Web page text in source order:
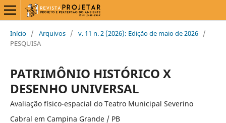
Início / Arquivos / v. 11 n. 2 (2026): Edição de maio de 2026 /
PESQUISA
PATRIMÔNIO HISTÓRICO X
DESENHO UNIVERSAL
Avaliação físico-espacial do Teatro Municipal Severino
Cabral em Campina Grande / PB